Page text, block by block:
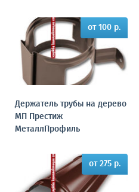
от 100 р.
Держатель трубы на дерево
МП Престиж
МеталлПрофиль
от 275 р.